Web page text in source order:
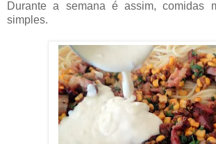
Durante a semana é assim, comidas
simples.